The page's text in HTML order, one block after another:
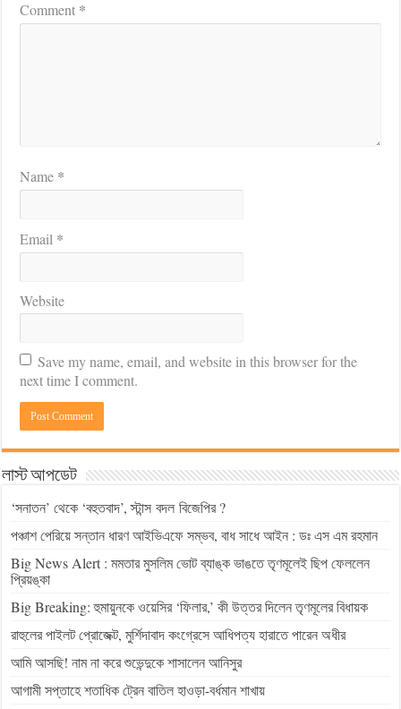
Comment *
Name *
Email *
Website
Save my name, email, and website in this browser for the
next time I comment.
লাস্ট আপডেট
‘সনাতন’ থেকে ‘বহুতবাদ’, স্টান্স বদল বিজেপির ?
পঞ্চাশ পেরিয়ে সন্তান ধারণ আইভিএফে সম্ভব, বাধ সাধে আইন : ডঃ এস এম রহমান
Big News Alert : মমতার মুসলিম ভোট ব্যাঙ্ক ভাঙতে তৃণমূলেই ছিপ ফেললেন
প্রিয়ঙ্কা
Big Breaking: হুমায়ুনকে ওয়েসির ‘ফিলার,’ কী উত্তর দিলেন তৃণমূলের বিধায়ক
রাহুলের পাইলট প্রোজেক্ট, মুর্শিদাবাদ কংগ্রেসে আধিপত্য হারাতে পারেন অধীর
আমি আসছি! নাম না করে শুভেন্দুকে শাসালেন আনিসুর
আগামী সপ্তাহে শতাধিক ট্রেন বাতিল হাওড়া-বর্ধমান শাখায়